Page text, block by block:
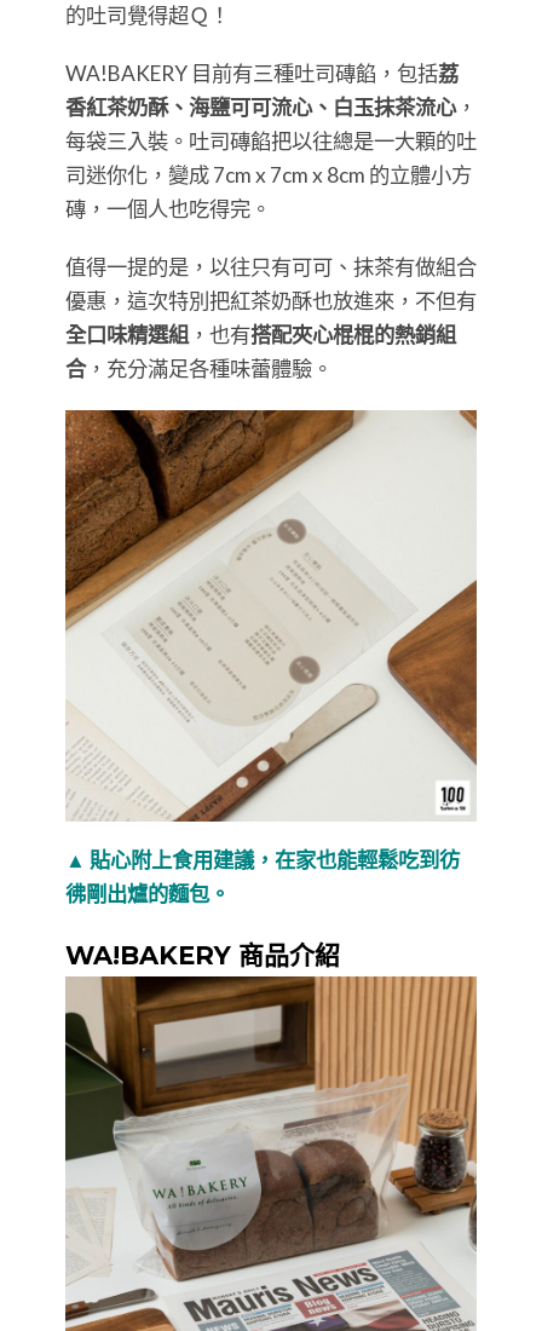
的吐司覺得超Ｑ！
WA!BAKERY 目前有三種吐司磚餡，包括荔
香紅茶奶酥、海鹽可可流心、白玉抹茶流心，
每袋三入裝。吐司磚餡把以往總是一大顆的吐
司迷你化，變成 7cm x 7cm x 8cm 的立體小方
磚，一個人也吃得完。
值得一提的是，以往只有可可、抹茶有做組合
優惠，這次特別把紅茶奶酥也放進來，不但有
全口味精選組 ，也有搭配夾心棍棍的熱銷組
合，充分滿足各種味蕾體驗。
▲ 貼心附上食用建議，在家也能輕鬆吃到彷
彿剛出爐的麵包。
WA!BAKERY 商品介紹